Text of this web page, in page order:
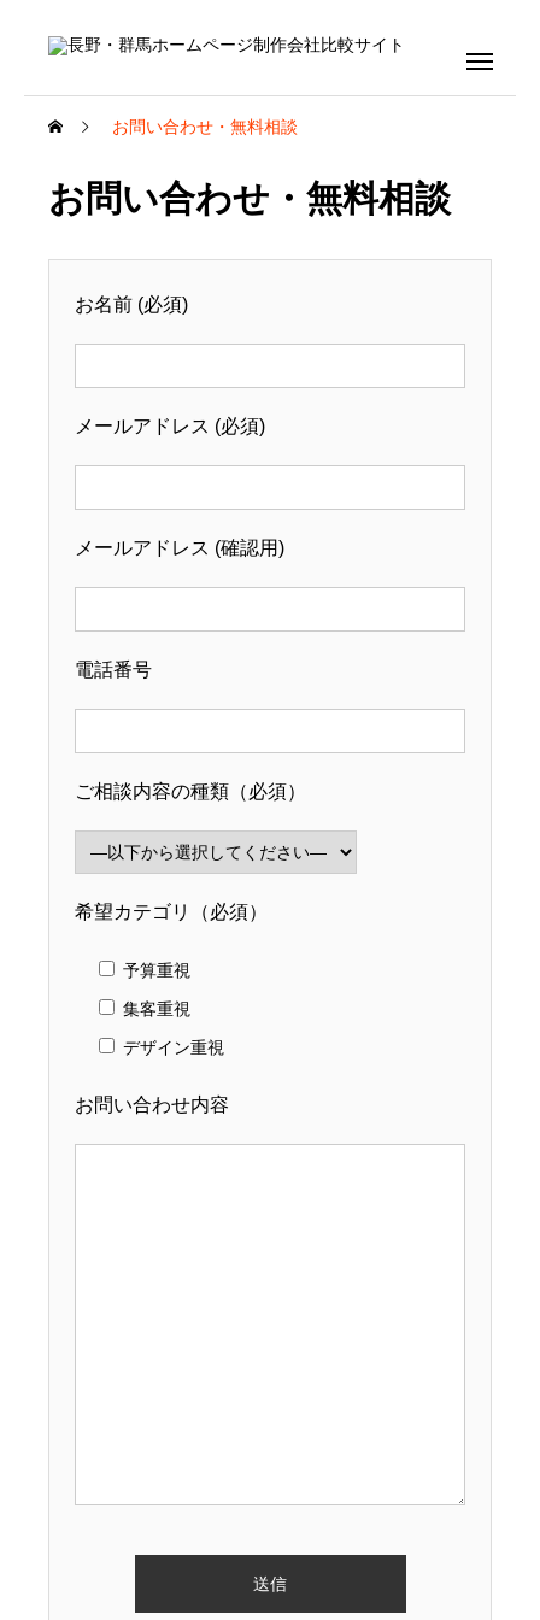
お問い合わせ・無料相談
お問い合わせ・無料相談
お名前 (必須)
メールアドレス (必須)
メールアドレス (確認用)
電話番号
ご相談内容の種類（必須）
希望カテゴリ（必須）
予算重視
集客重視
デザイン重視
お問い合わせ内容